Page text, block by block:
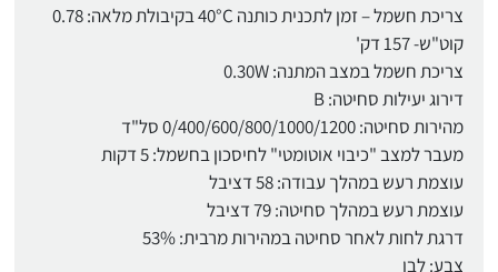
צריכת חשמל – זמן לתכנית כותנה 40°C בקיבולת מלאה: 0.78
קוט"ש- 157 דק'
צריכת חשמל במצב המתנה: 0.30W
דירוג יעילות סחיטה: B
מהירות סחיטה: 0/400/600/800/1000/1200 סל"ד
מעבר למצב "כיבוי אוטומטי" לחיסכון בחשמל: 5 דקות
עוצמת רעש במהלך עבודה: 58 דציבל
עוצמת רעש במהלך סחיטה: 79 דציבל
דרגת לחות לאחר סחיטה במהירות מרבית: 53%
צבע: לבן